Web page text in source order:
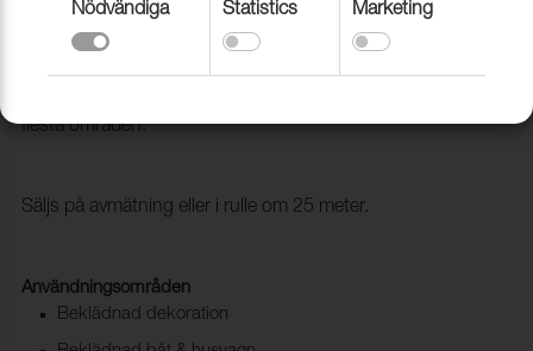
Konstläder Texas White
2001006
flesta områden.
Säljs på avmätning eller i rulle om 25 meter.
Användningsområden
Beklädnad dekoration
Nödvändiga Statistics Marketing